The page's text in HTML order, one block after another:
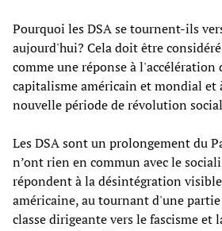
Pourquoi les DSA se tournent-ils
aujourd'hui? Cela doit être
comme une réponse à
capitalisme américain et mondial et
nouvelle période de révolution
Les DSA sont un prolongement du
n’ont rien en commun avec le
répondent à la désintégration
américaine, au tournant d'une
classe dirigeante vers le fascisme et